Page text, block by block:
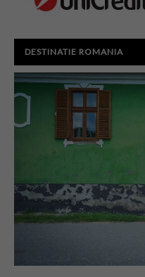
DESTINATIE ROMANIA